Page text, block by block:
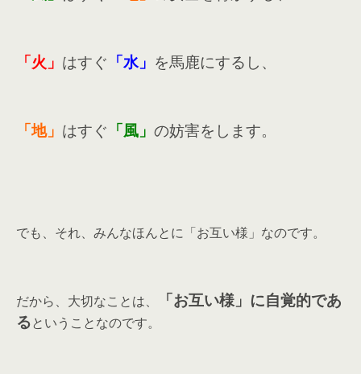
「火」 はすぐ 「水」 を馬鹿にするし、
「地」 はすぐ 「風」 の妨害をします。
でも、それ、みんなほんとに「お互い様」なのです。
だから、大切なことは、
「お互い様」に自覚的であ
るということなのです。